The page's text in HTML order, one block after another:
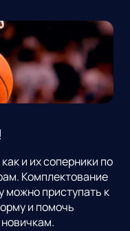
и их соперники по
Комплектование
можно приступать к
и помочь